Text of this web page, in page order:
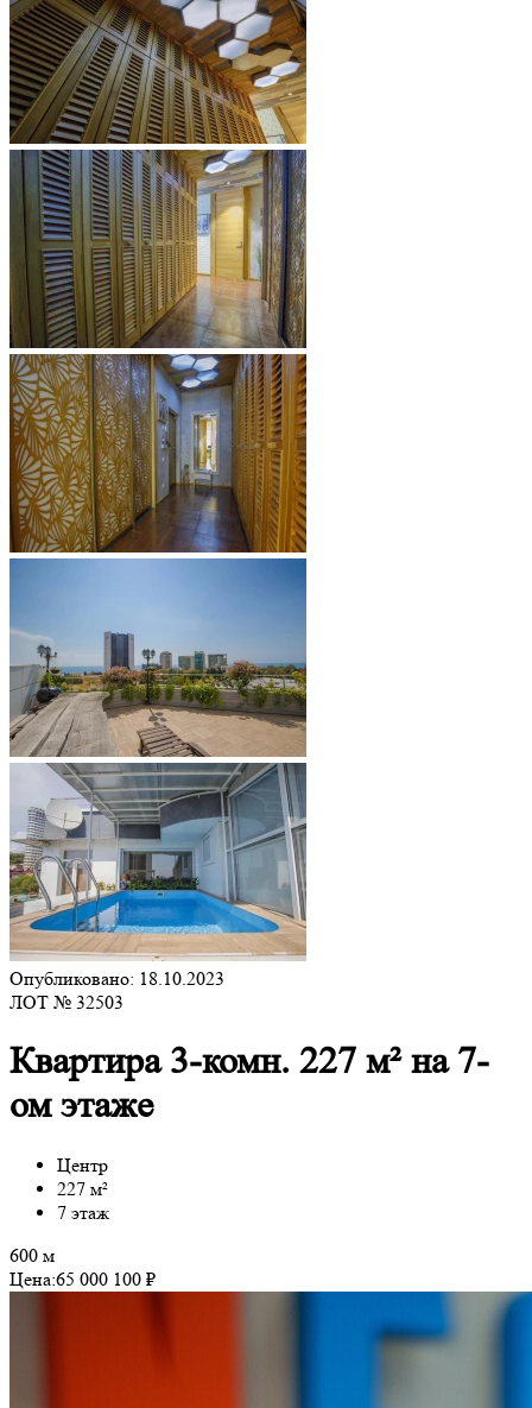
Опубликовано: 18.10.2023
ЛОТ № 32503
Квартира 3-комн. 227 м² на 7-
ом этаже
Центр
227 м²
7 этаж
600 м
Цена:65 000 100 ₽